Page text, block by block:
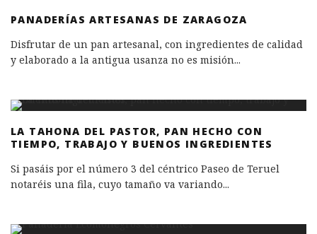
PANADERÍAS ARTESANAS DE ZARAGOZA
Disfrutar de un pan artesanal, con ingredientes de calidad
y elaborado a la antigua usanza no es misión...
LA TAHONA DEL PASTOR, PAN HECHO CON
TIEMPO, TRABAJO Y BUENOS INGREDIENTES
Si pasáis por el número 3 del céntrico Paseo de Teruel
notaréis una fila, cuyo tamaño va variando...